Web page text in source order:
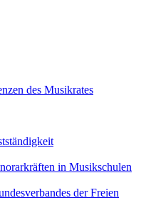
des Musikrates
in Musikschulen
der Freien